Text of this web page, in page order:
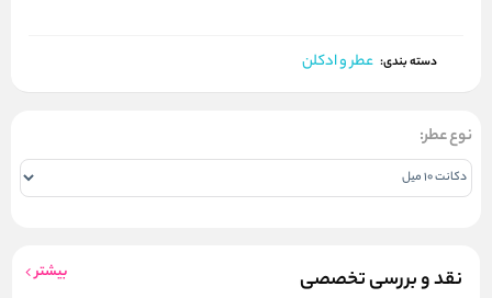
دسته بندی: عطر و ادکلن
نقد و بررسی تخصصی بیشتر
نوع عطر: